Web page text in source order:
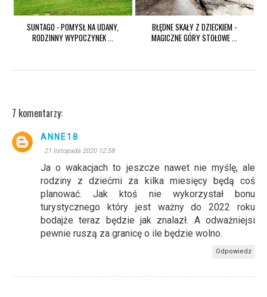
SUNTAGO - POMYSŁ NA UDANY,
RODZINNY WYPOCZYNEK ...
BŁĘDNE SKAŁY Z DZIECKIEM -
MAGICZNE GÓRY STOŁOWE ...
7 komentarzy:
ANNE18
21 listopada 2020 12:58
Ja o wakacjach to jeszcze nawet nie myślę, ale
rodziny z dziećmi za kilka miesięcy będą coś
planować. Jak ktoś nie wykorzystał bonu
turystycznego który jest ważny do 2022 roku
bodajże teraz będzie jak znalazł. A odważniejsi
pewnie ruszą za granicę o ile będzie wolno.
Odpowiedz